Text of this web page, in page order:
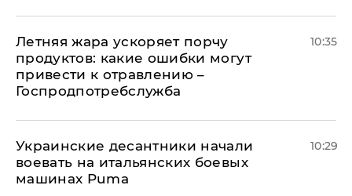
Летняя жара ускоряет порчу
продуктов: какие ошибки могут
привести к отравлению –
Госпродпотребслужба
10:35
Украинские десантники начали
воевать на итальянских боевых
машинах Puma
10:29